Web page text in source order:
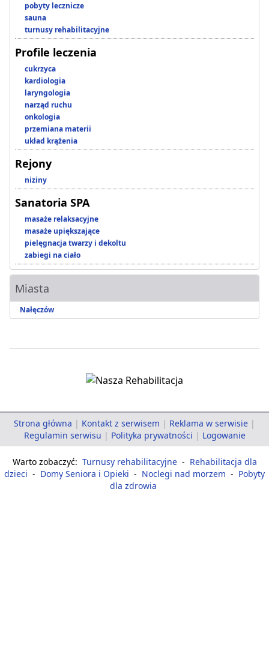
pobyty lecznicze
sauna
turnusy rehabilitacyjne
Profile leczenia
cukrzyca
kardiologia
laryngologia
narząd ruchu
onkologia
przemiana materii
układ krążenia
Rejony
niziny
Sanatoria SPA
masaże relaksacyjne
masaże upiększające
pielęgnacja twarzy i dekoltu
zabiegi na ciało
Miasta
Nałęczów
Strona główna | Kontakt z serwisem | Reklama w serwisie |
Regulamin serwisu | Polityka prywatności | Logowanie
Warto zobaczyć: Turnusy rehabilitacyjne - Rehabilitacja dla
dzieci - Domy Seniora i Opieki - Noclegi nad morzem - Pobyty
dla zdrowia